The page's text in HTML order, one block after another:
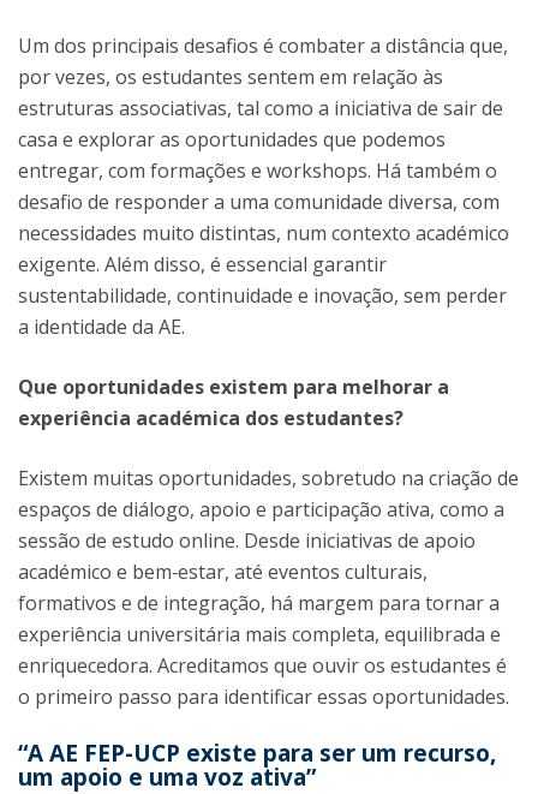
Um dos principais desafios é combater a distância que,
por vezes, os estudantes sentem em relação às
estruturas associativas, tal como a iniciativa de sair de
casa e explorar as oportunidades que podemos
entregar, com formações e workshops. Há também o
desafio de responder a uma comunidade diversa, com
necessidades muito distintas, num contexto académico
exigente. Além disso, é essencial garantir
sustentabilidade, continuidade e inovação, sem perder
a identidade da AE.
Que oportunidades existem para melhorar a
experiência académica dos estudantes?
Existem muitas oportunidades, sobretudo na criação de
espaços de diálogo, apoio e participação ativa, como a
sessão de estudo online. Desde iniciativas de apoio
académico e bem‑estar, até eventos culturais,
formativos e de integração, há margem para tornar a
experiência universitária mais completa, equilibrada e
enriquecedora. Acreditamos que ouvir os estudantes é
o primeiro passo para identificar essas oportunidades.
“A AE FEP-UCP existe para ser um recurso,
um apoio e uma voz ativa”